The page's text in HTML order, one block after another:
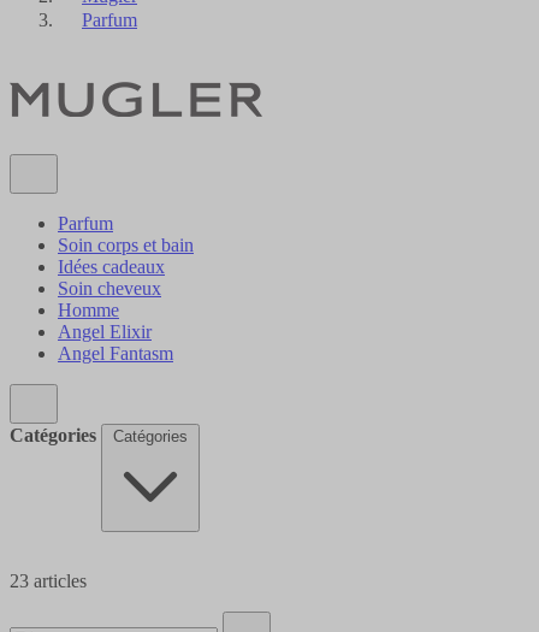
Parfum
Parfum
Soin corps et bain
Idées cadeaux
Soin cheveux
Homme
Angel Elixir
Angel Fantasm
Catégories Catégories
23 articles